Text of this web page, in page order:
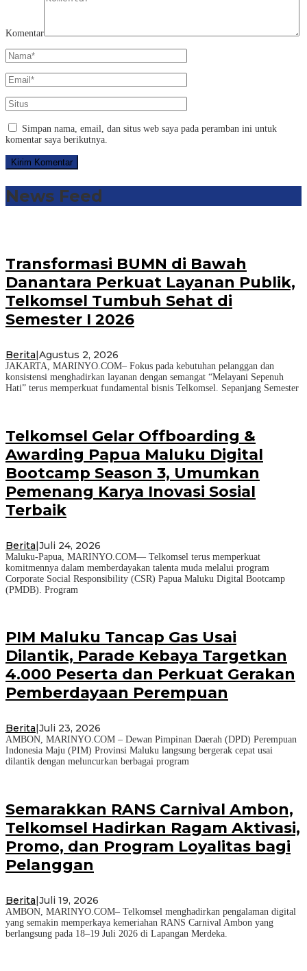
Komentar
Simpan nama, email, dan situs web saya pada peramban ini untuk
komentar saya berikutnya.
News Feed
Transformasi BUMN di Bawah
Danantara Perkuat Layanan Publik,
Telkomsel Tumbuh Sehat di
Semester I 2026
Berita Agustus 2, 2026
JAKARTA, MARINYO.COM– Fokus pada kebutuhan pelanggan dan
konsistensi menghadirkan layanan dengan semangat “Melayani Sepenuh
Hati” terus memperkuat fundamental bisnis Telkomsel. Sepanjang Semester
Telkomsel Gelar Offboarding &
Awarding Papua Maluku Digital
Bootcamp Season 3, Umumkan
Pemenang Karya Inovasi Sosial
Terbaik
Berita|Juli 24, 2026
Maluku-Papua, MARINYO.COM— Telkomsel terus memperkuat
komitmennya dalam memberdayakan talenta muda melalui program
Corporate Social Responsibility (CSR) Papua Maluku Digital Bootcamp
(PMDB). Program
PIM Maluku Tancap Gas Usai
Dilantik, Parade Kebaya Targetkan
4.000 Peserta dan Perkuat Gerakan
Pemberdayaan Perempuan
Berita Juli 23, 2026
AMBON, MARINYO.COM – Dewan Pimpinan Daerah (DPD) Perempuan
Indonesia Maju (PIM) Provinsi Maluku langsung bergerak cepat usai
dilantik dengan meluncurkan berbagai program
Semarakkan RANS Carnival Ambon,
Telkomsel Hadirkan Ragam Aktivasi,
Promo, dan Program Loyalitas bagi
Pelanggan
Berita|Juli 19, 2026
AMBON, MARINYO.COM– Telkomsel menghadirkan pengalaman digital
yang semakin memperkaya kemeriahan RANS Carnival Ambon yang
berlangsung pada 18–19 Juli 2026 di Lapangan Merdeka.